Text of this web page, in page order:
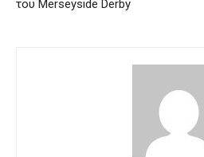
του Merseyside Derby